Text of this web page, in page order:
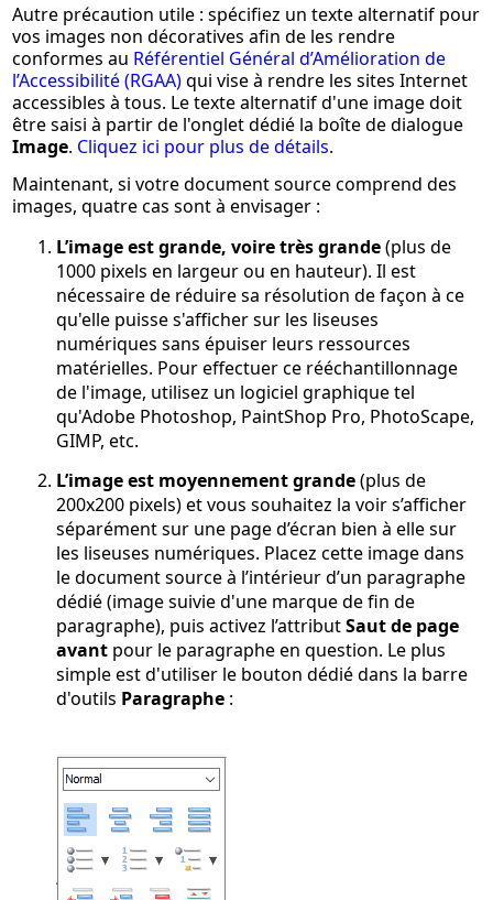
Autre précaution utile : spécifiez un texte alternatif pour
vos images non décoratives afin de les rendre
conformes au Référentiel Général d’Amélioration de
l’Accessibilité (RGAA)qui vise à rendre les sites Internet
accessibles à tous. Le texte alternatif d'une image doit
être saisi à partir de l'onglet dédié la boîte de dialogue
Image. Cliquez ici pour plus de détails.
Maintenant, si votre document source comprend des
images,quatre cas sont à envisager :
L’image est grande, voire très grande(plus de
1000 pixels en largeur ou en hauteur). Il est
nécessaire de réduire sa résolution de façon à ce
qu'elle puisse s'afficher sur les liseuses
numériques sans épuiser leurs ressources
matérielles. Pour effectuer ce rééchantillonnage
de l'image, utilisez un logiciel graphique tel
qu'Adobe Photoshop, PaintShop Pro, PhotoScape,
GIMP, etc.
L’image est moyennement grande(plus de
200x200 pixels) et vous souhaitez la voir s’afficher
séparément sur une page d’écran bien à elle sur
les liseuses numériques. Placez cette image dans
le document source à l’intérieur d’un paragraphe
dédié (image suivie d'une marque de fin de
paragraphe), puis activez l’attributSaut de page
avant pour le paragraphe en question. Le plus
simple est d'utiliser le bouton dédié dans la barre
d'outils Paragraphe :